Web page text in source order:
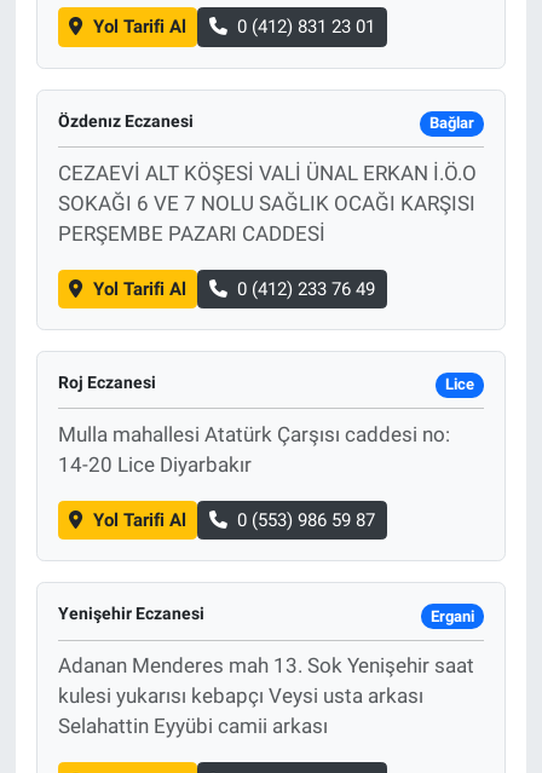
Yol Tarifi Al 0 (412) 831 23 01
Özdenız Eczanesi Bağlar
CEZAEVİ ALT KÖŞESİ VALİ ÜNAL ERKAN İ.Ö.O
SOKAĞI 6 VE 7 NOLU SAĞLIK OCAĞI KARŞISI
PERŞEMBE PAZARI CADDESİ
Yol Tarifi Al 0 (412) 233 76 49
Roj Eczanesi Lice
Mulla mahallesi Atatürk Çarşısı caddesi no:
14-20 Lice Diyarbakır
Yol Tarifi Al 0 (553) 986 59 87
Yenişehir Eczanesi Ergani
Adanan Menderes mah 13. Sok Yenişehir saat
kulesi yukarısı kebapçı Veysi usta arkası
Selahattin Eyyübi camii arkası